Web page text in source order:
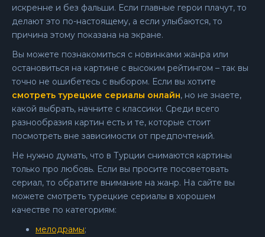
искренне и без фальши. Если главные герои плачут, то
делают это по-настоящему, а если улыбаются, то
причина этому показана на экране.
Вы можете познакомиться с новинками жанра или
остановиться на картине с высоким рейтингом – так вы
точно не ошибетесь с выбором. Если вы хотите
смотреть турецкие сериалы онлайн, но не знаете,
какой выбрать, начните с классики. Среди всего
разнообразия картин есть и те, которые стоит
посмотреть вне зависимости от предпочтений.
Не нужно думать, что в Турции снимаются картины
только про любовь. Если вы просите посоветовать
сериал, то обратите внимание на жанр. На сайте вы
можете смотреть турецкие сериалы в хорошем
качестве по категориям:
мелодрамы;